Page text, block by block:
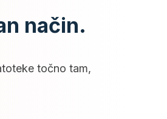
način.
točno tam,